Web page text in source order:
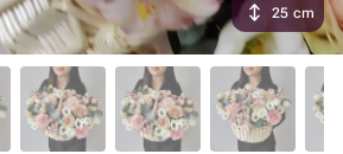
25 cm